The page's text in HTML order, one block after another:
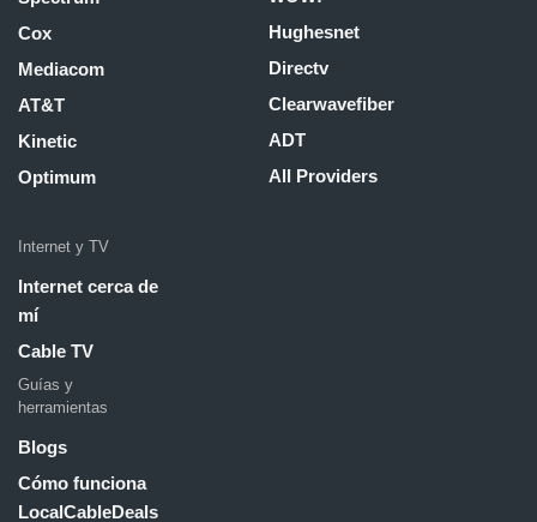
Cox
Mediacom
AT&T
Kinetic
Optimum
Hughesnet
Directv
Clearwavefiber
ADT
All Providers
Internet y TV
Internet cerca de
mí
Cable TV
Guías y
herramientas
Blogs
Cómo funciona
LocalCableDeals